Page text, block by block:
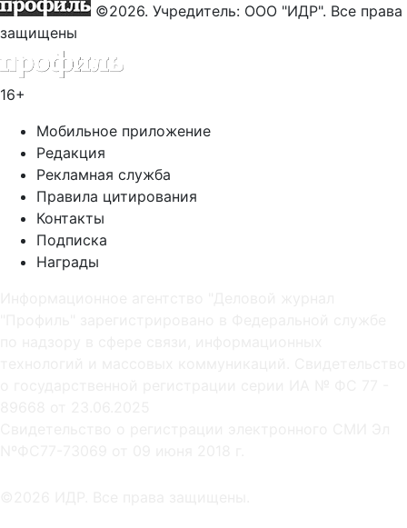
©2026. Учредитель: ООО "ИДР". Все права
защищены
16+
Мобильное приложение
Редакция
Рекламная служба
Правила цитирования
Контакты
Подписка
Награды